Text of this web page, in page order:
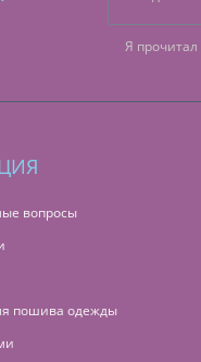
Я прочитал
вопросы
пошива одежды